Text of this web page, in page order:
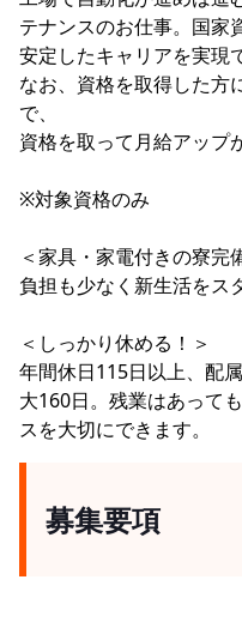
テナンスのお仕事。国家
安定したキャリアを実現
なお、資格を取得した方
で、
資格を取って月給アップ
※対象資格のみ
＜家具・家電付きの寮完
負担も少なく新生活をス
＜しっかり休める！＞
年間休日115日以上、配
大160日。残業はあって
スを大切にできます。
募集要項